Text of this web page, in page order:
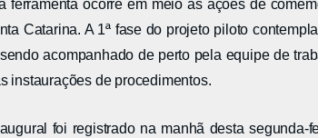
ferramenta ocorre em meio às ações de
Catarina. A 1ª fase do projeto piloto
acompanhado de perto pela equipe de
instaurações de procedimentos.
foi registrado na manhã desta segunda-